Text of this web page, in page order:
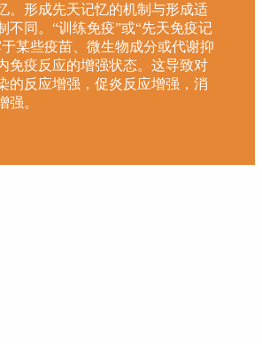
。形成先天记忆的机制与形成适
不同。“训练免疫”或“先天免疫记
某些疫苗、微生物成分或代谢抑
免疫反应的增强状态。这导致对
的反应增强，促炎反应增强，消
强。